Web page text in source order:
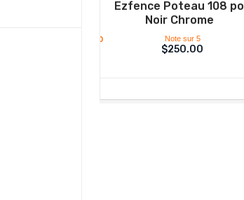
Ezfence Poteau 108 po
Noir Chrome
Note
0 sur 5
$250.00